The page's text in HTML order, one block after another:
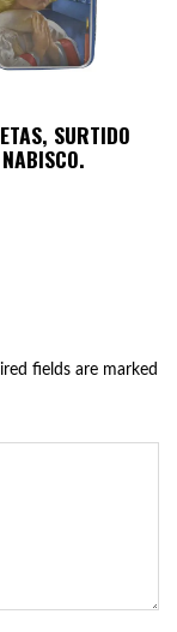
SURTIDO
NABISCO.
fields are marked